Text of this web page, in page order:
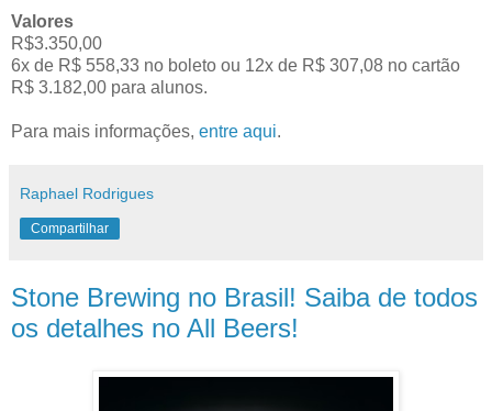
Valores
R$3.350,00
6x de R$ 558,33 no boleto ou 12x de R$ 307,08 no cartão
R$ 3.182,00 para alunos.
Para mais informações, entre aqui.
Raphael Rodrigues
Compartilhar
Stone Brewing no Brasil! Saiba de todos
os detalhes no All Beers!